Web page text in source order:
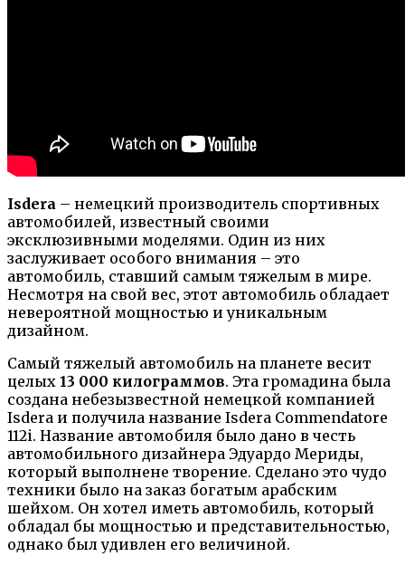
Isdera – немецкий производитель спортивных
автомобилей, известный своими
эксклюзивными моделями. Один из них
заслуживает особого внимания – это
автомобиль, ставший самым тяжелым в мире.
Несмотря на свой вес, этот автомобиль обладает
невероятной мощностью и уникальным
дизайном.
Самый тяжелый автомобиль на планете весит
целых 13 000 килограммов. Эта громадина была
создана небезызвестной немецкой компанией
Isdera и получила название Isdera Commendatore
112i. Название автомобиля было дано в честь
автомобильного дизайнера Эдуардо Мериды,
который выполнене творение. Сделано это чудо
техники было на заказ богатым арабским
шейхом. Он хотел иметь автомобиль, который
обладал бы мощностью и представительностью,
однако был удивлен его величиной.